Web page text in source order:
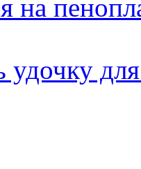
на
удочку